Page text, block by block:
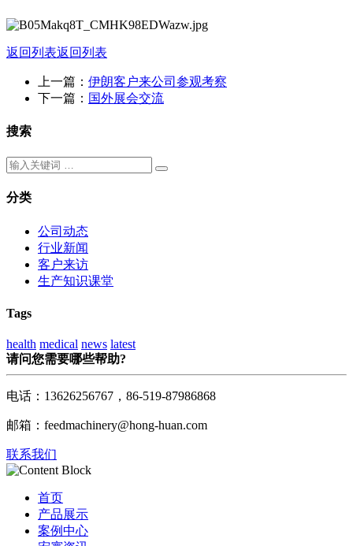
返回列表返回列表
上一篇： 伊朗客户来公司参观考察
下一篇： 国外展会交流
搜索
分类
公司动态
行业新闻
客户来访
生产知识课堂
Tags
health medical news latest
请问您需要哪些帮助?
电话：13626256767，86-519-87986868
邮箱：feedmachinery@hong-huan.com
联系我们
首页
产品展示
案例中心